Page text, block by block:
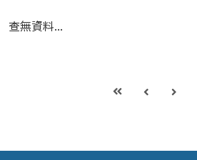
查無資料...